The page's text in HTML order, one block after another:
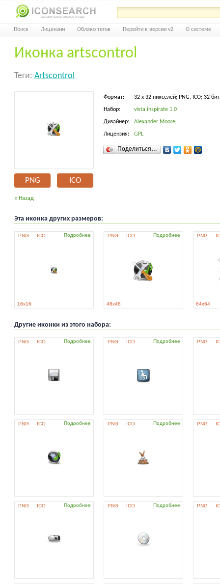
Поиск Лицензии Облако тегов Перейти к версии v2 О системе
Иконка artscontrol
Теги: Artscontrol
PNG ICO
Формат: 32 x 32 пикселей; PNG, ICO; 32
Набор: vista inspirate 1.0
Дизайнер: Alexander Moore
Лицензия: GPL
Поделиться…
« Назад
Эта иконка других размеров:
PNG ICO Подробнее
16x16
PNG ICO Подробнее
48x48
PNG
64x64
Другие иконки из этого набора:
PNG ICO Подробнее PNG ICO Подробнее PNG
PNG ICO Подробнее PNG ICO Подробнее PNG
PNG ICO Подробнее PNG ICO Подробнее PNG